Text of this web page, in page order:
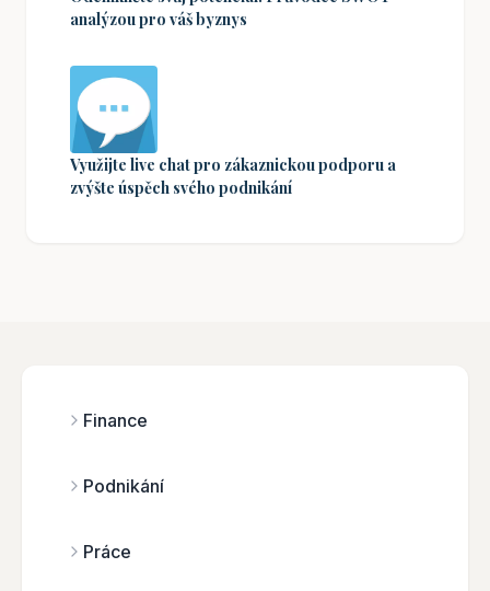
analýzou pro váš byznys
Využijte live chat pro zákaznickou podporu a
zvýšte úspěch svého podnikání
Finance
Podnikání
Práce